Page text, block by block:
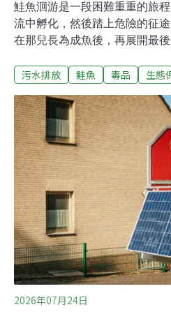
鮭魚洄游是一段困難重重的旅
流中孵化，然後踏上危險的征
在那兒長為成魚後，再展開最
的旅程，然而，現代鮭魚卻面
物學》（Current Biology）上
染會改變大型湖泊中大西洋幼
古柯鹼污染的鮭魚，比起未受
不但游得更快，而且更遠。毒
衝「動物行為任何不自然的變
同作者、澳洲格里菲斯大學環
（Marcus Michelangeli）指出
各種藥物在水域中的濃度都愈
鹼後，身體會將其分解為代謝
出，最後進入污水處理
污水排放 鮭魚 毒品 生態
2026年07月24日